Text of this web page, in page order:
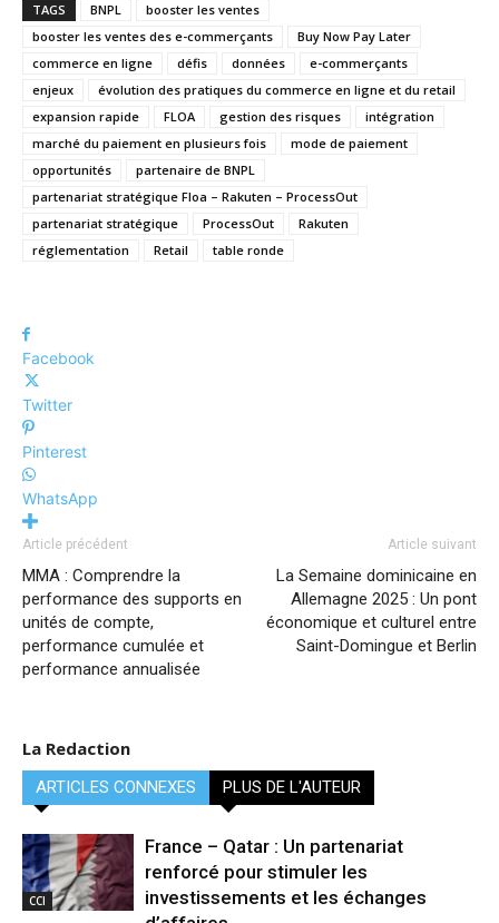
TAGS BNPL
booster les ventes
booster les ventes des e-commerçants
Buy Now Pay Later
commerce en ligne
défis données
e-commerçants
enjeux
évolution des pratiques du commerce en ligne et du retail
expansion rapide
FLOA gestion des risques
intégration
marché du paiement en plusieurs fois
mode de paiement
opportunités
partenaire de BNPL
partenariat stratégique Floa – Rakuten – ProcessOut
partenariat stratégique
ProcessOut
Rakuten
réglementation
Retail table ronde
Facebook
Twitter
Pinterest
WhatsApp
Article précédent
MMA : Comprendre la
performance des supports en
unités de compte,
performance cumulée et
performance annualisée
Article suivant
La Semaine dominicaine en
Allemagne 2025 : Un pont
économique et culturel entre
Saint-Domingue et Berlin
La Redaction
ARTICLES CONNEXES PLUS DE L'AUTEUR
CCI
France – Qatar : Un partenariat
renforcé pour stimuler les
investissements et les échanges